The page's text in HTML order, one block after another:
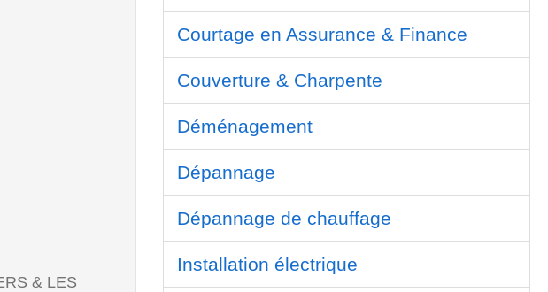
& LES
Courtage en Assurance & Finance
Couverture & Charpente
Déménagement
Dépannage
Dépannage de chauffage
Installation électrique